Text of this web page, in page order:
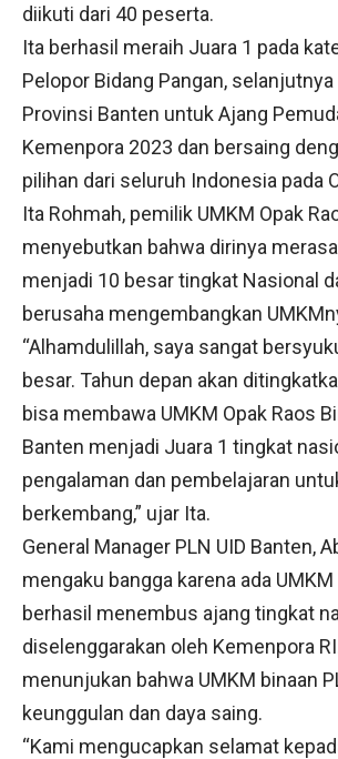
diikuti dari 40 peserta.
Ita berhasil meraih Juara 1 pada
Pelopor Bidang Pangan,
Provinsi Banten untuk Ajang
Kemenpora 2023 dan bersaing
pilihan dari seluruh Indonesia pada
Ita Rohmah, pemilik UMKM Opak
menyebutkan bahwa dirinya
menjadi 10 besar tingkat Nasional
berusaha mengembangkan
“Alhamdulillah, saya sangat
besar. Tahun depan akan
bisa membawa UMKM Opak Raos
Banten menjadi Juara 1 tingkat
pengalaman dan pembelajaran
berkembang,” ujar Ita.
General Manager PLN UID Banten,
mengaku bangga karena ada
berhasil menembus ajang tingkat
diselenggarakan oleh Kemenpora
menunjukan bahwa UMKM binaan
keunggulan dan daya saing.
“Kami mengucapkan selamat